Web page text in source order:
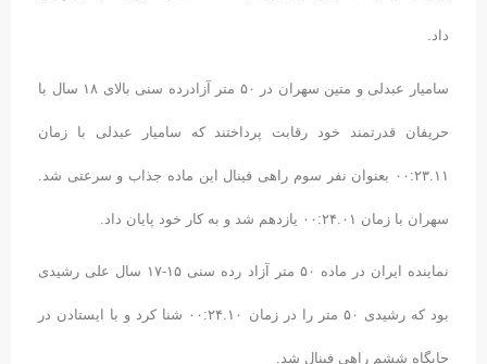
داد.
سامیار عبدلی و متین سهران در ۵۰ متر آزادرده سنی بالای ۱۸ سال با
حریفان قدرتمند خود رقابت پرداختند که سامیار عبدلی با زمان
۰۰:۲۳.۱۱ بعنوان نفر سوم راهی فینال این ماده جذاب و سرعتی شد.
سهران با زمان ۰۰:۲۴.۰۱ یازدهم شد و به کار خود پایان داد.
نماینده ایران در ماده ۵۰ متر آزاد رده سنی ۱۵-۱۷ سال علی رشیدی
بود که رشیدی ۵۰ متر را در زمان ۰۰:۲۴.۱۰ شنا کرد و با ایستادن در
جایگاه ششم راهی فینال شد.